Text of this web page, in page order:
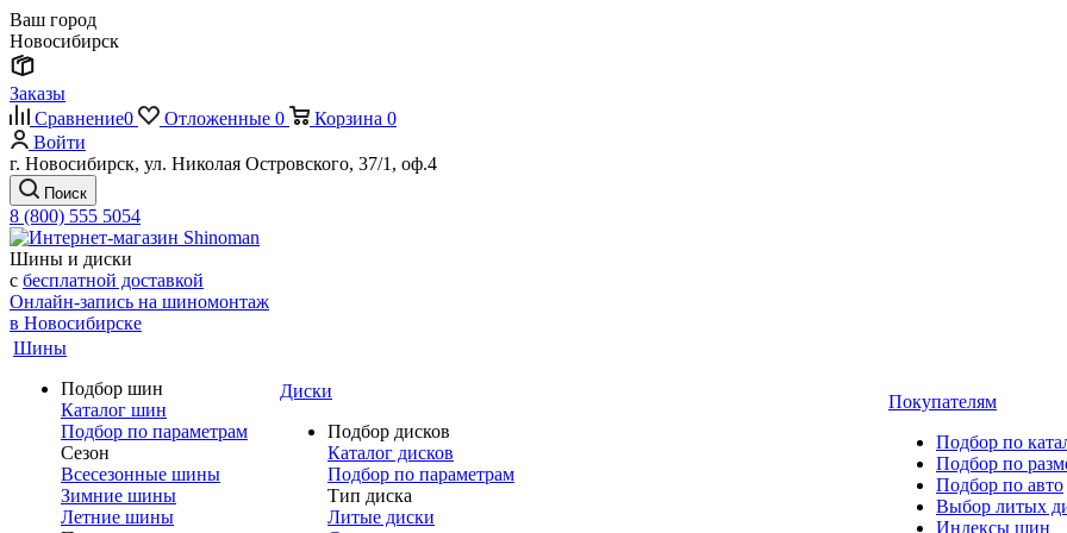
Ваш город
Новосибирск
Заказы
Сравнение0 Отложенные 0 Корзина 0
Войти
г. Новосибирск, ул. Николая Островского, 37/1, оф.4
Поиск
8 (800) 555 5054
Шины и диски
с бесплатной доставкой
Онлайн-запись на шиномонтаж
в Новосибирске
Шины
Подбор шин
Каталог шин
Подбор по параметрам
Сезон
Всесезонные шины
Зимние шины
Летние шины
Диски
Подбор дисков
Каталог дисков
Подбор по параметрам
Тип диска
Литые диски
Покупателям
Подбор по
Подбор по
Подбор по авто
Выбор литых
Индексы шин